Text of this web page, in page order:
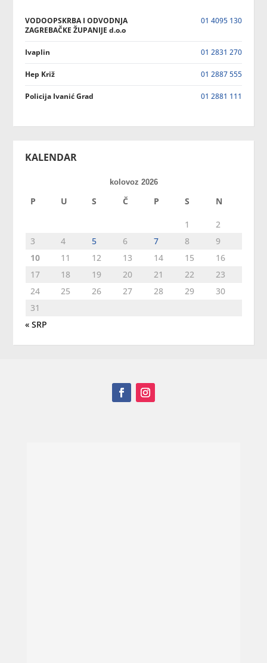
VODOOPSKRBA I ODVODNJA
ZAGREBAČKE ŽUPANIJE d.o.o
01 4095 130
Ivaplin 01 2831 270
Hep Križ 01 2887 555
Policija Ivanić Grad 01 2881 111
KALENDAR
kolovoz 2026
P U S Č P S N
1
2
3
4 5 6 7 8
9
10
11 12 13 14 15
16
17
18 19 20 21 22
23
24
25 26 27 28 29
30
31
« SRP